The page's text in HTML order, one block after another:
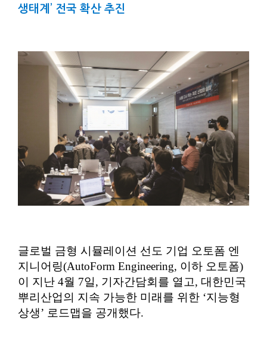
생태계’ 전국 확산 추진
글로벌 금형 시뮬레이션 선도 기업 오토폼 엔
지니어링(AutoForm Engineering, 이하 오토폼)
이 지난 4월 7일, 기자간담회를 열고, 대한민국
뿌리산업의 지속 가능한 미래를 위한 ‘지능형
상생’ 로드맵을 공개했다.